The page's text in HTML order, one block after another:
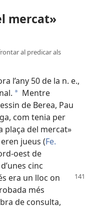
mercat»
al predicar als
l’any 50 de la n. e.,
a Mentre
de Berea, Pau
com tenia per
plaça del mercat»
jueus (Fe.
oest de
cinc
era un lloc on
més
de consulta,